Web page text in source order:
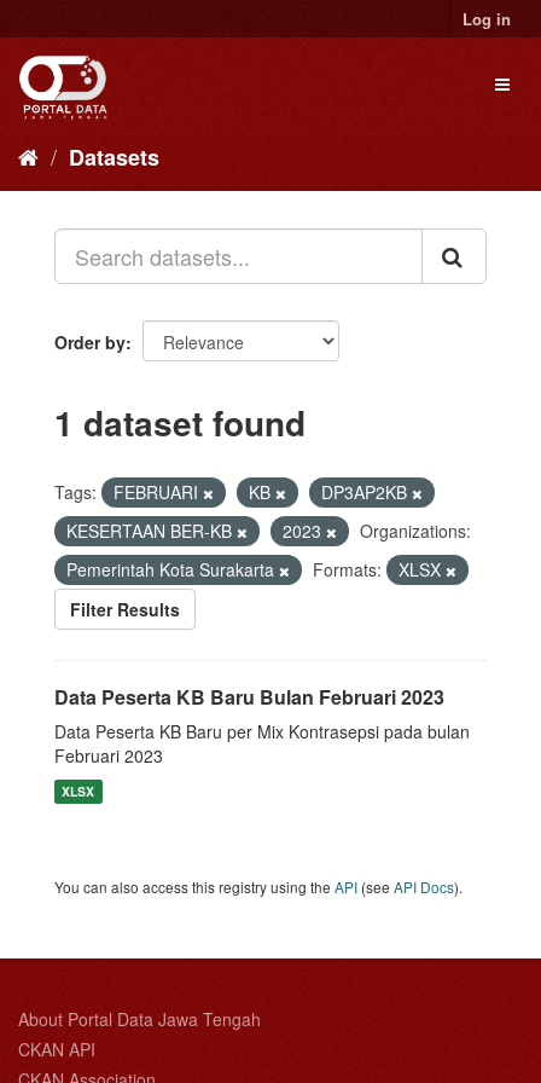
to
content
Log in
Datasets
Order by
1 dataset found
Tags: FEBRUARI KB
DP3AP2KB
KESERTAAN BER-KB
2023
Organizations:
Pemerintah Kota Surakarta
Formats:
XLSX
Filter Results
Data Peserta KB Baru Bulan Februari 2023
Data Peserta KB Baru per Mix Kontrasepsi pada bulan
Februari 2023
XLSX
You can also access this registry using the API (see API Docs).
About Portal Data Jawa Tengah
CKAN API